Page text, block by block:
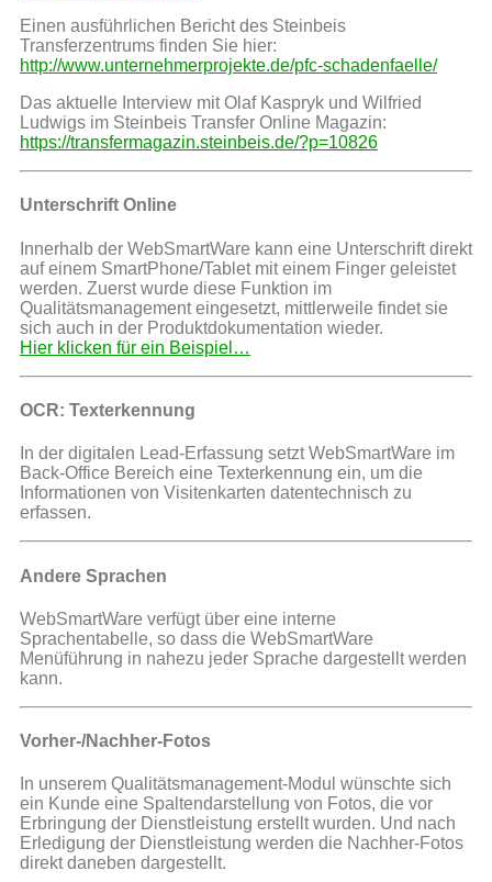
Einen ausführlichen Bericht des Steinbeis
Transferzentrums finden Sie hier:
http://www.unternehmerprojekte.de/pfc-schadenfaelle/
Das aktuelle Interview mit Olaf Kaspryk und Wilfried
Ludwigs im Steinbeis Transfer Online Magazin:
https://transfermagazin.steinbeis.de/?p=10826
Unterschrift Online
Innerhalb der WebSmartWare kann eine Unterschrift direkt
auf einem SmartPhone/Tablet mit einem Finger geleistet
werden. Zuerst wurde diese Funktion im
Qualitätsmanagement eingesetzt, mittlerweile findet sie
sich auch in der Produktdokumentation wieder.
Hier klicken für ein Beispiel…
OCR: Texterkennung
In der digitalen Lead-Erfassung setzt WebSmartWare im
Back-Office Bereich eine Texterkennung ein, um die
Informationen von Visitenkarten datentechnisch zu
erfassen.
Andere Sprachen
WebSmartWare verfügt über eine interne
Sprachentabelle, so dass die WebSmartWare
Menüführung in nahezu jeder Sprache dargestellt werden
kann.
Vorher-/Nachher-Fotos
In unserem Qualitätsmanagement-Modul wünschte sich
ein Kunde eine Spaltendarstellung von Fotos, die vor
Erbringung der Dienstleistung erstellt wurden. Und nach
Erledigung der Dienstleistung werden die Nachher-Fotos
direkt daneben dargestellt.